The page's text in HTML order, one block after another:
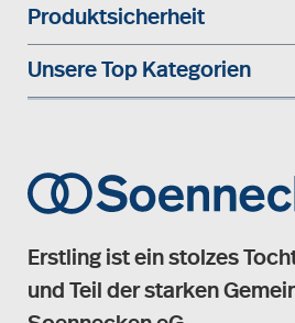
Produktsicherheit
Unsere Top Kategorien
Erstling ist ein stolzes
und Teil der starken